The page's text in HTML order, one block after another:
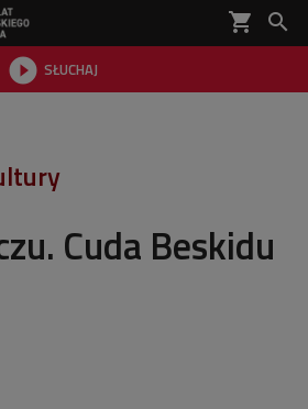
shopping_cart 
 SŁUCHAJ

Cuda Beskidu